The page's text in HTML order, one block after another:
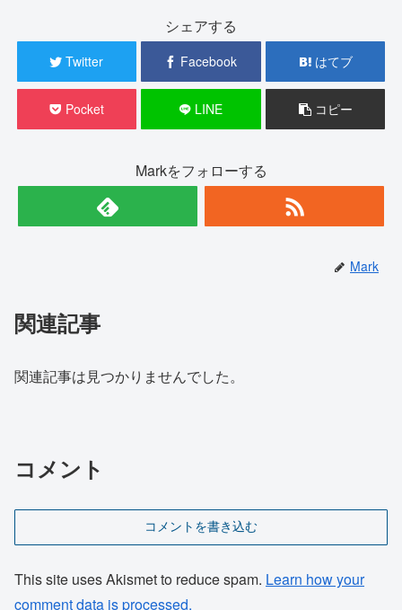
シェアする
Twitter Facebook はてブ
Pocket LINE コピー
Markをフォローする
Mark
関連記事
関連記事は見つかりませんでした。
コメント
コメントを書き込む
This site uses Akismet to reduce spam. Learn how your
comment data is processed.